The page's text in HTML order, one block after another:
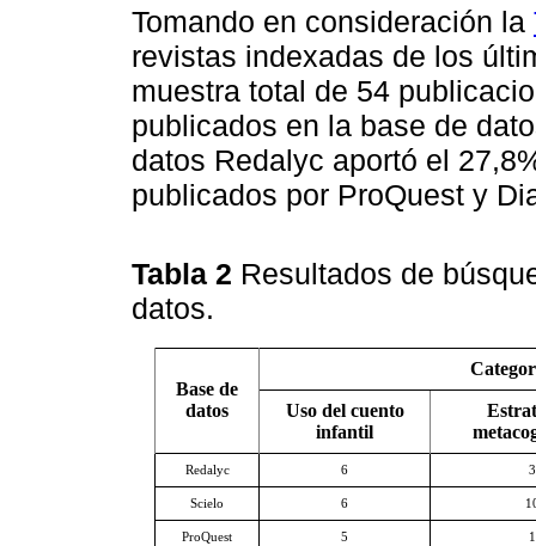
Tomando en consideración la
revistas indexadas de los
muestra total de 54
publicados en la base de
datos Redalyc aportó el
publicados por ProQuest y
Tabla 2 Resultados de
datos.
Base de
datos
Uso del cuento
infantil
Redalyc 6 3
Scielo 6
ProQuest 5 1